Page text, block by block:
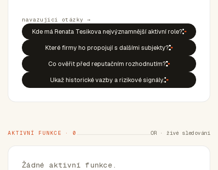
navazující otázky →
Kde má Renata Tesikova nejvýznamnější aktivní role?
Které firmy ho propojují s dalšími subjekty?
Co ověřit před reputačním rozhodnutím?
Ukaž historické vazby a rizikové signály.
AKTIVNÍ FUNKCE · 0 OR · živé sledování
Žádné aktivní funkce.